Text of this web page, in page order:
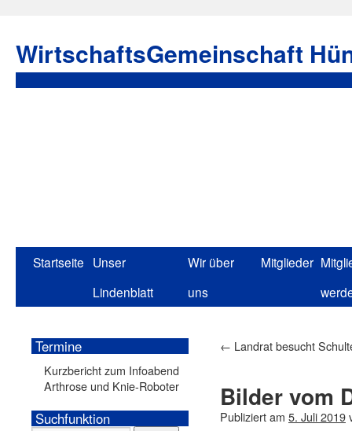
WirtschaftsGemeinschaft
Startseite Unser
Lindenblatt
Wir über
uns
Mitglieder
← Landrat besucht
Bilder vom
Publiziert am 5. Juli 2019
Termine
Kurzbericht zum Infoabend
Arthrose und Knie-Roboter
Suchfunktion